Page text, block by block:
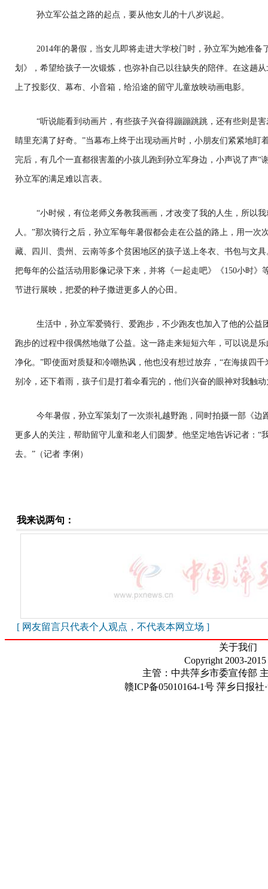
孙立军公益之路的起点，要从他女儿的十八岁说起。
2014年的暑假，当女儿即将走进大学校门时，孙立军为她准
划》，希望给孩子一次锻炼，也弥补自己以往缺失的陪伴。在这趟
上了投影仪、幕布、小音箱，给沿途的留守儿童放映动画电影。
“听说能看到动画片，有些孩子兴奋得蹦蹦跳跳，还有些则是
睛里充满了好奇。”当幕布上终于出现动画片时，小朋友们紧紧地盯
完后，有几个一直都很害羞的小孩儿跑到孙立军身边，小声说了声“
孙立军的满足难以言表。
“小时候，有位老师义务教我画画，才改变了我的人生，所以
人。”那次骑行之后，孙立军每年暑假都会走在公益的路上，用一次
藏、四川、贵州、云南等多个贫困地区的孩子送上冬衣、书包与文
把每年的公益活动用影像记录下来，并将《一起走吧》《150小时》
节进行展映，把爱的种子撒进更多人的心田。
生活中，孙立军爱骑行、爱跑步，不少跑友也加入了他的公益
跑步的过程中很偶然地做了公益。这一路走来短短六年，可以说是
净化。”即使面对质疑和冷嘲热讽，他也没有想过放弃，“在海拔四
别冷，还下着雨，孩子们是打着伞看完的，他们兴奋的眼神对我触
今年暑假，孙立军策划了一次崇礼越野跑，同时拍摄一部《边
更多人的关注，帮助留守儿童和老人们圆梦。他坚定地告诉记者：“
去。”（记者 李俐）
我来说两句：
[ 网友留言只代表个人观点，不代表本网立场 ]
关于我们
Copyright 2003-
主管：中共萍乡市委宣传部
赣ICP备05010164-1号 萍乡日报社